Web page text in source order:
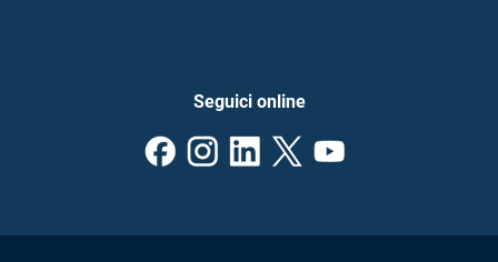
Seguici online